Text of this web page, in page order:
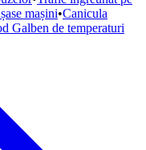
mașini•Canicula
Galben de temperaturi